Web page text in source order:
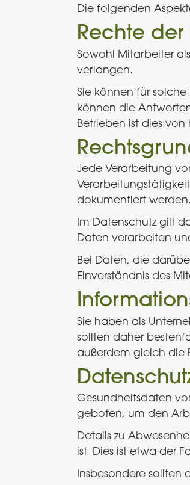
Die folgenden
Rechte
Sowohl Mitarbeiter
verlangen.
Sie können für solche
können die
Betrieben ist dies
Jede Verarbeitung
dokumentiert werden.
Im Datenschutz gilt
Daten verarbeiten
Bei Daten, die
Einverständnis des
Sie haben als
sollten daher
außerdem gleich die
Gesundheitsdaten
geboten, um den
Details zu
ist. Dies ist etwa der
Insbesondere sollten